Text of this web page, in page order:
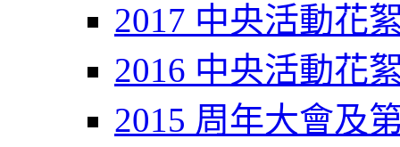
2017 中央活動花
2016 中央活動花
2015 周年大會及